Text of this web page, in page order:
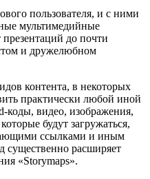
пользователя, и с ними
мультимедийные
до почти
и дружелюбном
контента, в некоторых
практически любой иной
коды, видео, изображения,
будут загружаться,
ссылками и иным
существенно расширяет
«Storymaps».